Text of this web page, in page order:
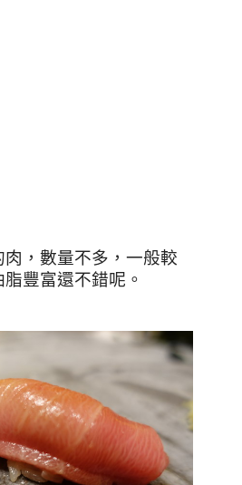
，數量不多，一般較
豐富還不錯呢。